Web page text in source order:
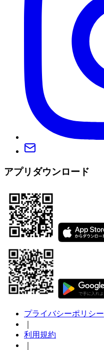
アプリダウンロード
プライバシーポリシー
利用規約